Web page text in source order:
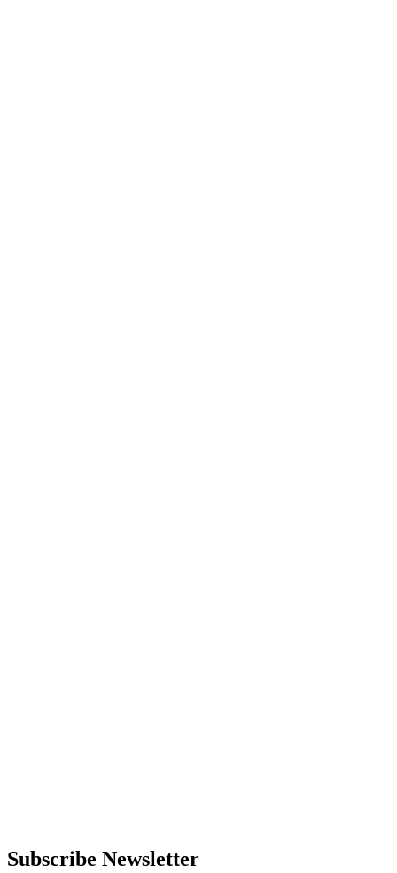
Subscribe Newsletter